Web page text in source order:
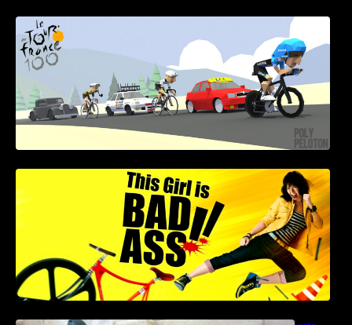
This Girl Is Badass – Escena lucha en bici